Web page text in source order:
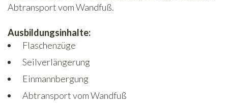
Abtransport vom Wandfuß.
Ausbildungsinhalte:
Flaschenzüge
Seilverlängerung
Einmannbergung
Abtransport vom Wandfuß